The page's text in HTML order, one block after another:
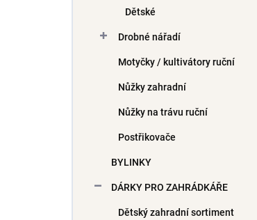
Dětské
Drobné nářadí
Motyčky / kultivátory ruční
Nůžky zahradní
Nůžky na trávu ruční
Postřikovače
BYLINKY
DÁRKY PRO ZAHRÁDKÁŘE
Dětský zahradní sortiment